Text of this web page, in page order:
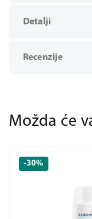
Detalji
Recenzije
Možda će
-30%